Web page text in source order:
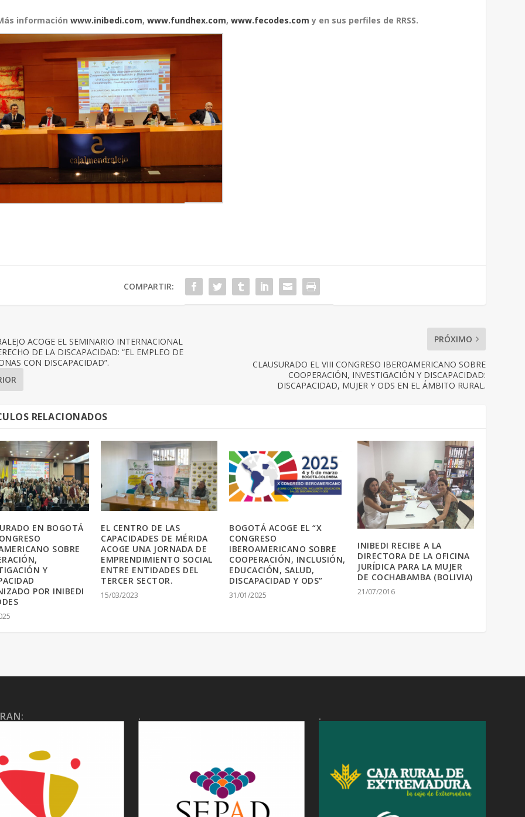
información www.inibedi.com, www.fundhex.com, www.fecodes.com y en sus perfiles de RRSS.
COMPARTIR:
ACOGE EL SEMINARIO INTERNACIONAL
DE LA DISCAPACIDAD: “EL EMPLEO DE
CON DISCAPACIDAD”.
PRÓXIMO
CLAUSURADO EL VIII CONGRESO IBEROAMERICANO SOBRE
COOPERACIÓN, INVESTIGACIÓN Y DISCAPACIDAD:
DISCAPACIDAD, MUJER Y ODS EN EL ÁMBITO RURAL.
RELACIONADOS
EN BOGOTÁ
SOBRE
Y
POR INIBEDI
EL CENTRO DE LAS
CAPACIDADES DE MÉRIDA
ACOGE UNA JORNADA DE
EMPRENDIMIENTO SOCIAL
ENTRE ENTIDADES DEL
TERCER SECTOR.
15/03/2023
BOGOTÁ ACOGE EL “X
CONGRESO
IBEROAMERICANO SOBRE
COOPERACIÓN, INCLUSIÓN,
EDUCACIÓN, SALUD,
DISCAPACIDAD Y ODS”
31/01/2025
INIBEDI RECIBE A LA
DIRECTORA DE LA OFICINA
JURÍDICA PARA LA MUJER
DE COCHABAMBA (BOLIVIA)
21/07/2016
. .